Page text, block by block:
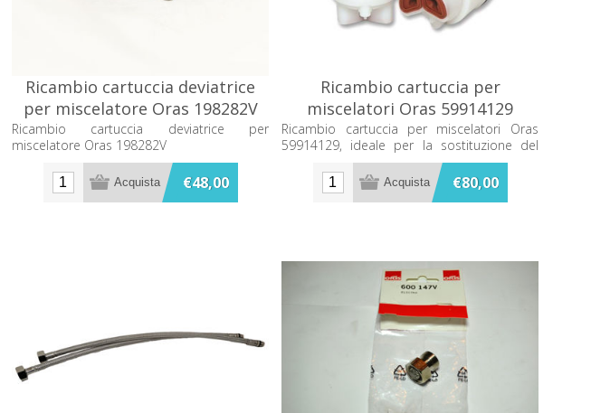
Ricambio cartuccia deviatrice
per miscelatore Oras 198282V
Ricambio cartuccia deviatrice per
miscelatore Oras 198282V
€48,00
Ricambio cartuccia per
miscelatori Oras 59914129
Ricambio cartuccia per miscelatori Oras
59914129, ideale per la sostituzione del
componente usurato.
€80,00